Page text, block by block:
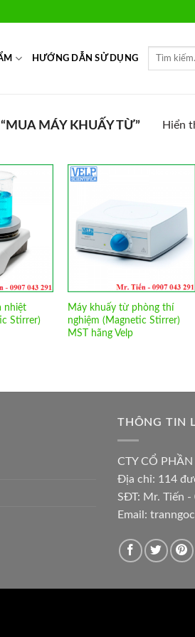
HƯỚNG DẪN SỬ DỤNG
MÁY KHUẤY TỪ” Hiển
nhiệt
Stirrer)
Wishlist
Máy khuấy từ phòng thí
nghiệm (Magnetic Stirrer)
MST hãng Velp
THÔNG TIN
CTY CỔ
Địa chỉ: 114
SĐT: Mr. Tiến -
Email: